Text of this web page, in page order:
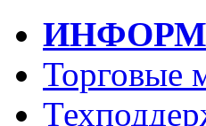
Торговые